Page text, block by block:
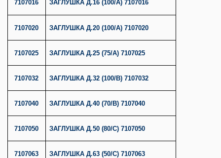
7107016 ЗАГЛУШКА Д.16 (100/A) 7107016
7107020 ЗАГЛУШКА Д.20 (100/A) 7107020
7107025 ЗАГЛУШКА Д.25 (75/A) 7107025
7107032 ЗАГЛУШКА Д.32 (100/B) 7107032
7107040 ЗАГЛУШКА Д.40 (70/B) 7107040
7107050 ЗАГЛУШКА Д.50 (80/C) 7107050
7107063 ЗАГЛУШКА Д.63 (50/C) 7107063